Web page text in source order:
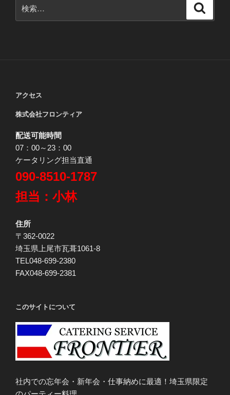
ジ
送
索:
アクセス
株式会社フロンティア
配送可能時間
07：00～23：00
ケータリング担当直通
090-8510-1787
担当：小林
住所
〒362-0022
埼玉県上尾市瓦葺1061-8
TEL048-699-2380
FAX048-699-2381
このサイトについて
社内での忘年会・新年会・仕事納めに最適！埼玉県限定